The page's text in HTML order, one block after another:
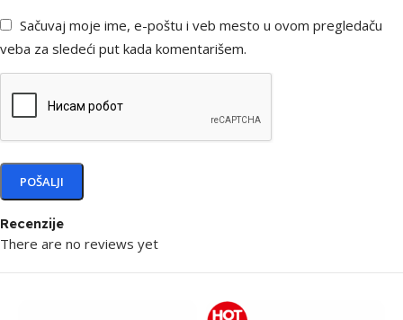
Recenzije
There are no reviews yet
Sačuvaj moje ime, e-poštu i veb mesto u ovom pregledaču
veba za sledeći put kada komentarišem.